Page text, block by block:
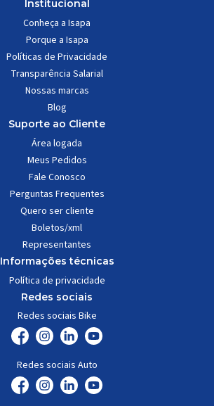
Institucional
Conheça a Isapa
Porque a Isapa
Políticas de Privacidade
Transparência Salarial
Nossas marcas
Blog
Suporte ao Cliente
Área logada
Meus Pedidos
Fale Conosco
Perguntas Frequentes
Quero ser cliente
Boletos/xml
Representantes
Informações técnicas
Política de privacidade
Redes sociais
Redes sociais Bike
Redes sociais Auto